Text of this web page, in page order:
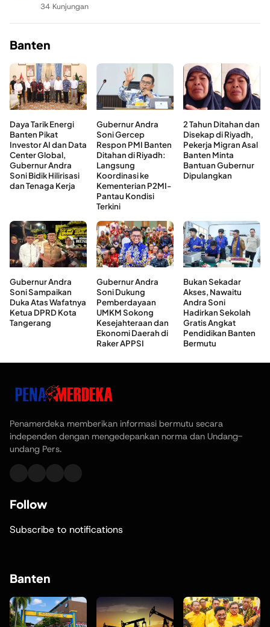
34 Kunjungan
Banten
Daya Tarik Energi
Banten Pikat
Investor AI dan Data
Center Global,
Gubernur Andra
Soni Bidik Hilirisasi
dan Tenaga Kerja
Gubernur Andra
Soni Gercep
Respon PMI Banten
Ditahan di Riyadh:
Langsung
Koordinasi ke
Kementerian P2MI-
Pantau Kondisi
Terkini
2 Tahun Ditahan dan
Disekap di Riyadh,
Pekerja Migran Asal
Banten Minta
Bantuan Gubernur
Dipulangkan
Gubernur Andra
Soni Sampaikan
Duka Atas Wafatnya
Ketua DPRD Kota
Tangerang
Gubernur Andra
Soni Dukung
Pemberdayaan
UMKM Sokong
Kesejahteraan dan
Ekonomi Daerah di
Raker APPSI
Bukan Sekadar
Akses, Nawaitu
Andra Soni
Hadirkan Sekolah
Gratis Angkat
Pendidikan Banten
Bermutu
Penamerdeka memberikan informasi bermutu secara
independen dengan mengedepankan norma dan Undang-
undang Pers.
Follow
Subscribe to notifications
Banten